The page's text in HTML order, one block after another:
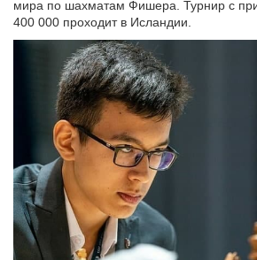
мира по шахматам Фишера. Турнир с
400 000 проходит в Исландии.